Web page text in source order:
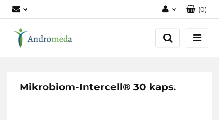
Zaloguj się
Zarejestruj się
(0)
Mikrobiom-Intercell® 30 kaps.